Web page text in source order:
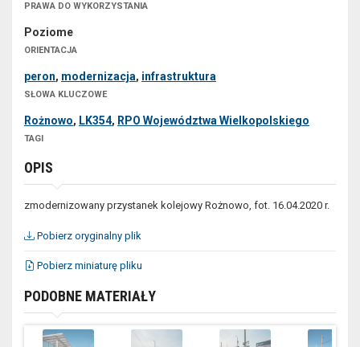
PRAWA DO WYKORZYSTANIA
Poziome
ORIENTACJA
peron, modernizacja, infrastruktura
SŁOWA KLUCZOWE
Rożnowo, LK354, RPO Województwa Wielkopolskiego
TAGI
OPIS
zmodernizowany przystanek kolejowy Rożnowo, fot. 16.04.2020 r.
Pobierz oryginalny plik
Pobierz miniaturę pliku
PODOBNE MATERIAŁY